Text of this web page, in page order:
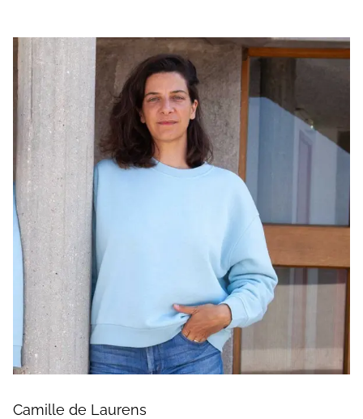
Camille de Laurens